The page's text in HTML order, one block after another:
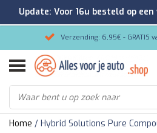
Verzending: 6,95€ - GRATIS
Gemakkelijk bestellen/
9.2/10
Home / Hybrid Solutions Pure
Update: Voor 16u besteld op
verzonden!